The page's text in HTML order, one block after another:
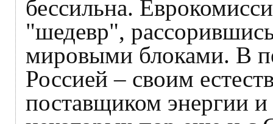
бессильна.
"шедевр",
мировыми блоками. В
Россией – своим
поставщиком энергии